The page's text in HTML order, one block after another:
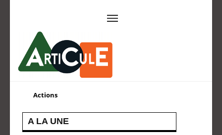
ARTICULE ASBL
Présentation
Concerts
Expositions
Actions
A LA UNE